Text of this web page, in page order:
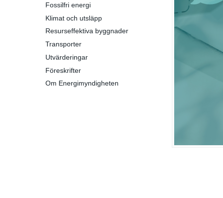
Fossilfri energi
Klimat och utsläpp
Resurseffektiva byggnader
Transporter
Utvärderingar
Föreskrifter
Om Energimyndigheten